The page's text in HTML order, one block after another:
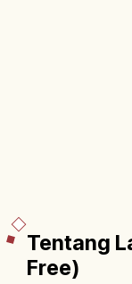
Tentang
Free)